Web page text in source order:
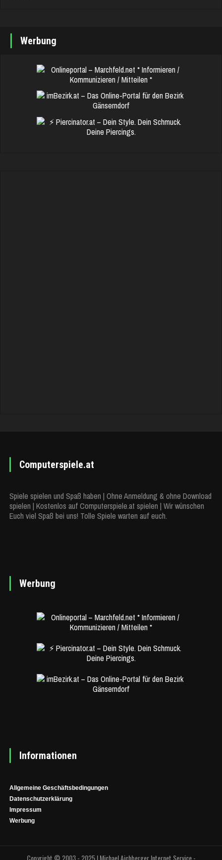
Werbung
Computerspiele.at
Spiele spielen und Spaß haben | Ohne Anmeldung & ohne Download
spielen | Kostenlos auf Computerspiele.at spielen | Wir wünschen
Euch viel Spaß bei uns! Tolle Spiele warten auf euch.
Werbung
Informationen
Allgemeine Geschäftsbedingungen
Datenschutzerklärung
Impressum
Werbung
Copyright © 2003 - 2025 | Michael Aichberger Internet Service -